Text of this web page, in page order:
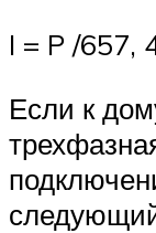
I = P /657,
Если к